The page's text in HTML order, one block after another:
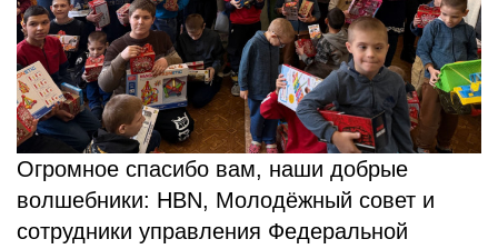
Огромное спасибо вам, наши добрые
волшебники: HBN, Молодёжный совет и
сотрудники управления Федеральной